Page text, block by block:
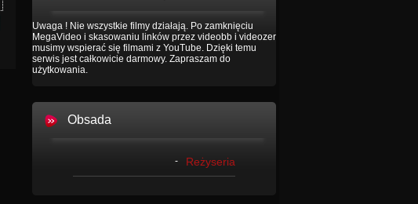
Uwaga ! Nie wszystkie filmy działają. Po zamknięciu
MegaVideo i skasowaniu linków przez videobb i videozer
musimy wspierać się filmami z YouTube. Dzięki temu
serwis jest całkowicie darmowy. Zapraszam do
użytkowania.
Obsada
- Reżyseria